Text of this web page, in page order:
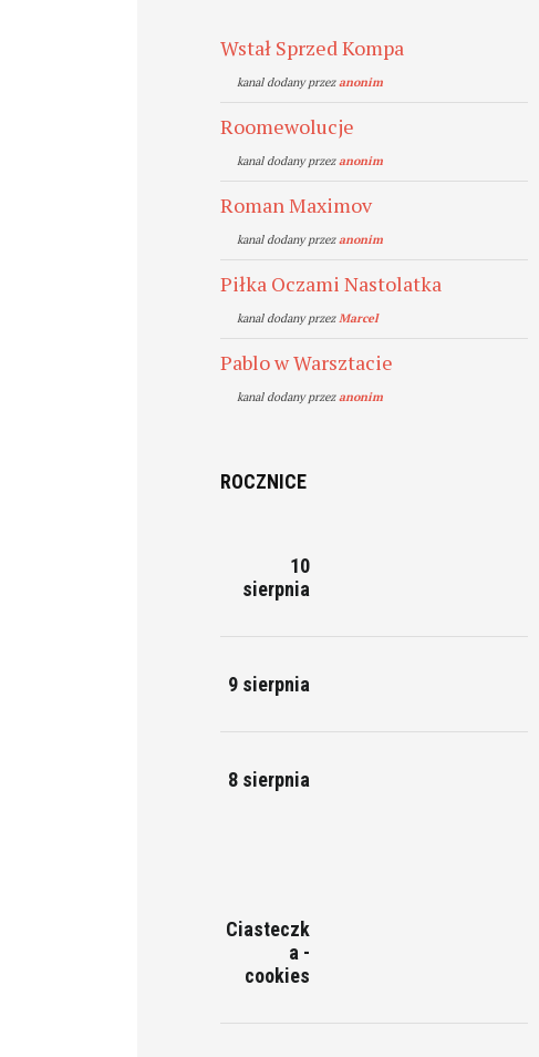
Wstał Sprzed Kompa
kanal dodany przezanonim
Roomewolucje
kanal dodany przezanonim
Roman Maximov
kanal dodany przezanonim
Piłka Oczami Nastolatka
kanal dodany przezMarcel
Pablo w Warsztacie
kanal dodany przezanonim
ROCZNICE
10
sierpnia
9 sierpnia
8 sierpnia
Ciasteczk
a -
cookies